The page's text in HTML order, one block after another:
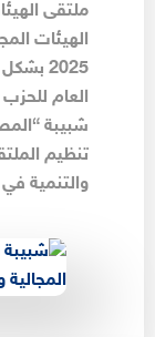
ملتقى
2025
العام للحزب
شبيبة
تنظيم
والتنمية